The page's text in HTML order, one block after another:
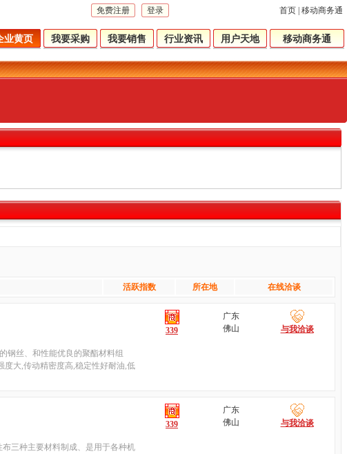
免费注册 登录 首页 移动商务通
业黄页 我要采购 我要销售 行业资讯 用户天地 移动商务通
活跃指数 所在地 在线洽谈
钢丝、和性能优良的聚酯材料组
度大,传动精密度高,稳定性好耐油,低
339
广东
佛山
与我洽谈
三种主要材料制成、是用于各种机
339
广东
佛山
与我洽谈